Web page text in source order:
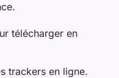
télécharger en
trackers en ligne.